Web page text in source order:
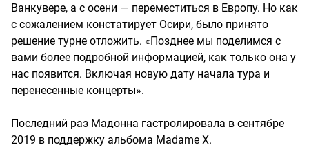
Ванкувере, а с осени — переместиться в Европу. Но как
с сожалением констатирует Осири, было принято
решение турне отложить. «Позднее мы поделимся с
вами более подробной информацией, как только она у
нас появится. Включая новую дату начала тура и
перенесенные концерты».
Последний раз Мадонна гастролировала в сентябре
2019 в поддержку альбома Madame X.